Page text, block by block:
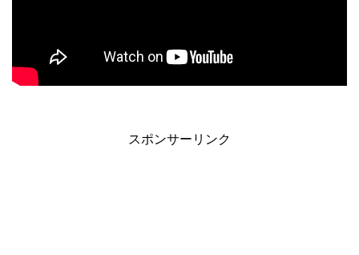
スポンサーリンク